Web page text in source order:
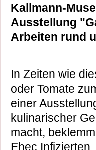
Kallmann-
Ausstellung
Arbeiten rund
In Zeiten wie
oder Tomate
einer
kulinarischer
macht,
Ehec